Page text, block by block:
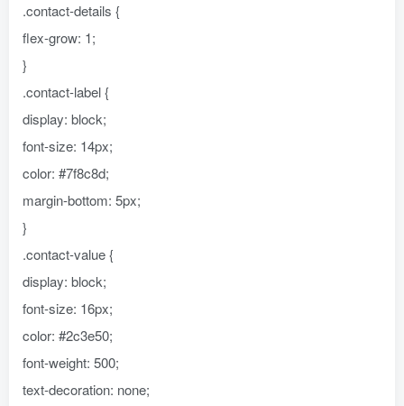
.contact-details {
flex-grow: 1;
}
.contact-label {
display: block;
font-size: 14px;
color: #7f8c8d;
margin-bottom: 5px;
}
.contact-value {
display: block;
font-size: 16px;
color: #2c3e50;
font-weight: 500;
text-decoration: none;